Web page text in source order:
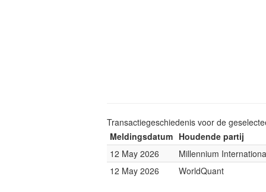
Transactiegeschiedenis voor de
Meldingsdatum Houdende partij
12 May 2026
Millennium
12 May 2026
WorldQuant